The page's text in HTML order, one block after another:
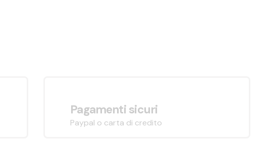
Pagamenti sicuri
Paypal o carta di credito